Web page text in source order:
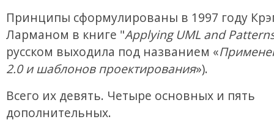
Принципы сформулированы в 1997 году
Ларманом в книге "Applying UML and
русском выходила под названием «
2.0 и шаблонов проектирования»).
Всего их девять. Четыре основных и пять
дополнительных.